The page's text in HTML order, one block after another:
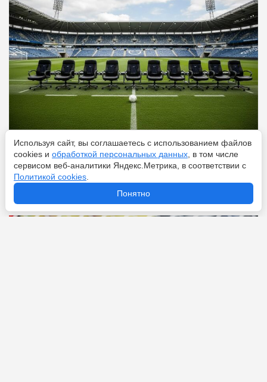
Перейти 8 августа 2026
Что значит фол в футболе: объясняем на пальцах
любимый трюк Неймара
Используя сайт, вы соглашаетесь с использованием файлов
cookies и обработкой персональных данных , в том числе
сервисом веб-аналитики Яндекс.Метрика, в соответствии с
Политикой cookies
Понятно